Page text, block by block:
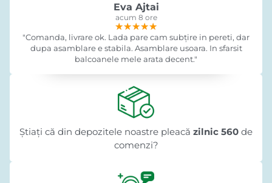
Eva Ajtai
acum 8 ore
★★★★★
★★★★★
★★★★★
"Comanda, livrare ok. Lada pare cam subțire in pereti, dar
dupa asamblare e stabila. Asamblare usoara. In sfarsit
balcoanele mele arata decent."
Știați că din depozitele noastre pleacă zilnic 560 de
comenzi?